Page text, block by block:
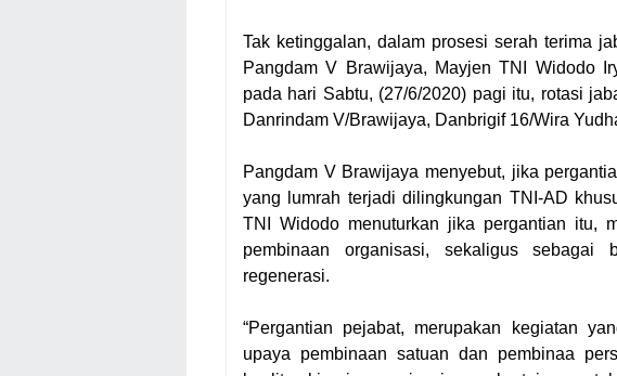
Tak ketinggalan, dalam prosesi serah terima
Pangdam V Brawijaya, Mayjen TNI Widodo
pada hari Sabtu, (27/6/2020) pagi itu, rotasi
Danrindam V/Brawijaya, Danbrigif 16/Wira
Pangdam V Brawijaya menyebut, jika
yang lumrah terjadi dilingkungan TNI-AD
TNI Widodo menuturkan jika pergantian itu,
pembinaan organisasi, sekaligus sebagai
regenerasi.
“Pergantian pejabat, merupakan kegiatan
upaya pembinaan satuan dan pembinaa